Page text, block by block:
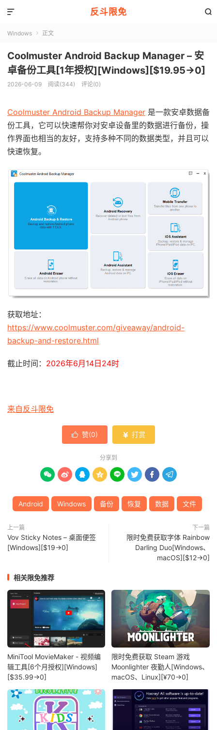
反斗限免 

Windows  正文
Coolmuster Android Backup Manager – 安
卓备份工具[1年授权][Windows][$19.95→0]
2026-06-09 阅读(344) 评论(0)
Coolmuster Android Backup Manager 是一款安卓数据备
份工具，它可以快速帮你对安卓设备里的数据进行备份，操
作界面也相当的友好，支持多种不同的数据类型，并且可以
快速恢复。
获取地址：
https://www.coolmuster.com/giveaway/android-
backup-and-restore.html
截止时间： 2026年6月14日24时
来自反斗限免
 赞(0)  打赏
分享到
       
Android Windows 备份 恢复 数据 文件
上一篇
Vov Sticky Notes – 桌面便签
[Windows][$19→0]
下一篇
限时免费获取字体 Rainbow
Darling Duo[Windows、
macOS][$12→0]
相关限免推荐
MiniTool MovieMaker - 视频编
辑工具[6个月授权][Windows]
[$35.99→0]
限时免费获取 Steam 游戏
Moonlighter 夜勤人[Windows、
macOS、Linux][¥70→0]